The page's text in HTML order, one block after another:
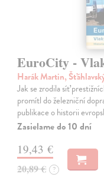
EuroCity -
Harák Martin,
Jak se zrodila síť
promítl do železniční
publikace o historii
Zasielame do 10 dní
19,43 €
20,89 € ?